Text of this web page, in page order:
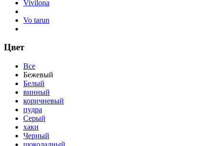
Vivilona
Vo tarun
Цвет
Все
Бежевый
Белый
винный
коричневый
пудра
Серый
хаки
Черный
шоколадный